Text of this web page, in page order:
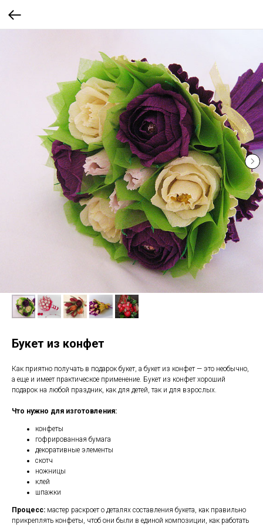
Букет из конфет
Как приятно получать в подарок букет, а букет из конфет — это необычно,
а еще и имеет практическое применение. Букет из конфет хороший
подарок на любой праздник, как для детей, так и для взрослых.
Что нужно для изготовления:
конфеты
гофрированная бумага
декоративные элементы
скотч
ножницы
клей
шпажки
Процесс: мастер раскроет о деталях составления букета, как правильно
прикреплять конфеты, чтоб они были в единой композиции, как работать